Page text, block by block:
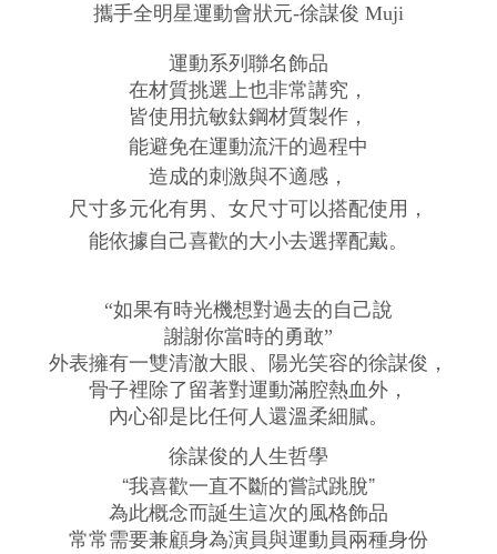
攜手全明星運動會狀元-徐謀俊 Muji
運動系列聯名飾品
在材質挑選上也非常講究 ，
皆使用抗敏鈦鋼材質製作 ，
能避免在運動流汗的過程中
造成的刺激與不適感 ，
尺寸多元化有男、女尺寸可以搭配使用 ，
能依據自己喜歡的大小去選擇配戴。
“如果有時光機想對過去的自己說
謝謝你當時的勇敢”
外表擁有一雙清澈大眼、陽光笑容的徐謀俊 ，
骨子裡除了留著對運動滿腔熱血外 ，
內心卻是比任何人還溫柔細膩。
徐謀俊的人生哲學
“我喜歡一直不斷的嘗試跳脫”
為此概念而誕生這次的風格飾品
常常需要兼顧身為演員與運動員兩種身份